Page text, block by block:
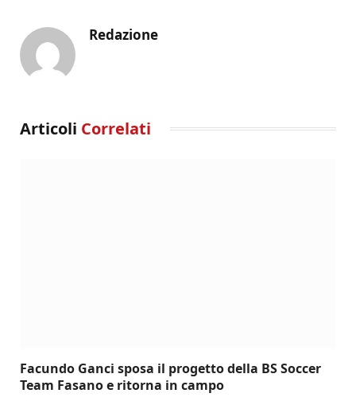
Redazione
Articoli Correlati
Facundo Ganci sposa il progetto della BS Soccer
Team Fasano e ritorna in campo